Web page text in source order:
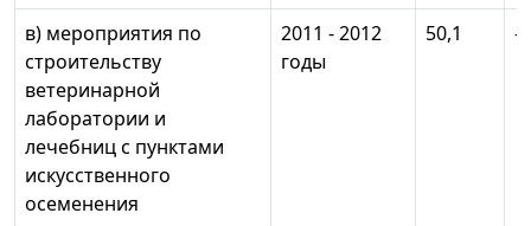
в) мероприятия по
строительству
ветеринарной
лаборатории и
лечебниц с пунктами
искусственного
осеменения
2011 - 2012
годы
50,1 -